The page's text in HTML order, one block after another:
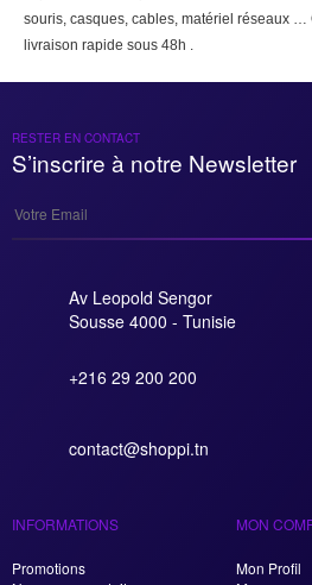
souris, casques, cables, matériel réseaux …
livraison rapide sous 48h .
RESTER EN CONTACT
S’inscrire à notre Newsletter
Av Leopold Sengor
Sousse 4000 - Tunisie
+216 29 200 200
contact@shoppi.tn
INFORMATIONS
Promotions
MON
Mon Profil